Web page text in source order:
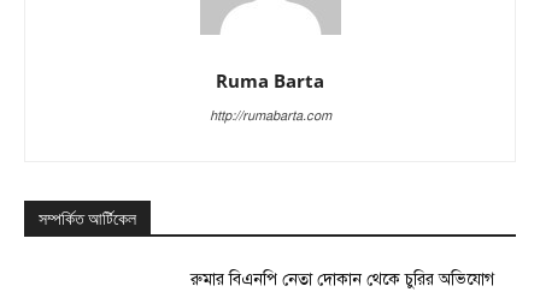
Ruma Barta
http://rumabarta.com
সম্পর্কিত আর্টিকেল
রুমার বিএনপি নেতা দোকান থেকে চুরির অভিযোগ